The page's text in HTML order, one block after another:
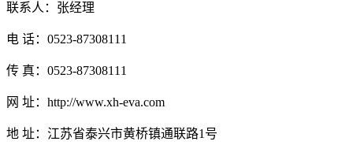
联系人：张经理
电 话：0523-87308111
传 真：0523-87308111
网 址：http://www.xh-eva.com
地 址：江苏省泰兴市黄桥镇通联路1号